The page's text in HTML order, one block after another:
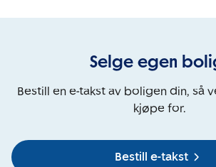
Selge egen
Bestill en e-takst av boligen din, så
kjøpe for.
Bestill e-takst